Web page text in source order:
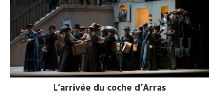
L’arrivée du coche d’Arras